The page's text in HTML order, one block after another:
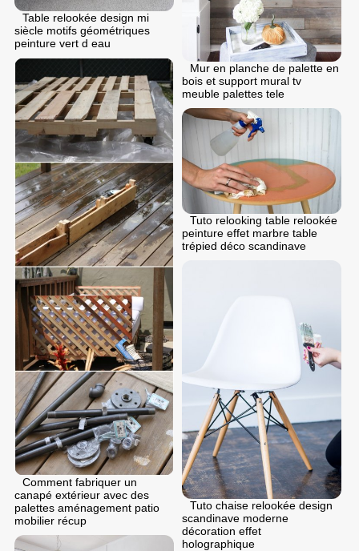
Mur en planche de palette en
bois et support mural tv
meuble palettes tele
Table relookée design mi
siècle motifs géométriques
peinture vert d eau
Comment fabriquer un
canapé extérieur avec des
palettes aménagement patio
mobilier récup
Tuto relooking table relookée
peinture effet marbre table
trépied déco scandinave
Tuto chaise relookée design
scandinave moderne
décoration effet
holographique